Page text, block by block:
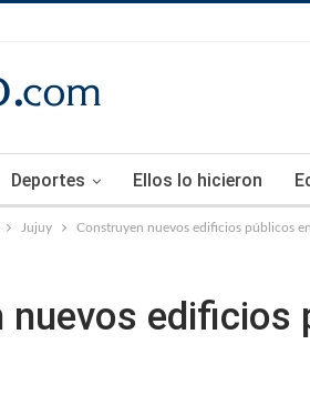
Deportes Ellos lo hicieron
Jujuy Construyen nuevos edificios públicos
nuevos edificios